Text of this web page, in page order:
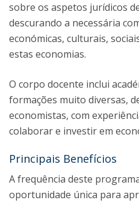
sobre os aspetos jurídicos
descurando a necessária
económicas, culturais,
estas economias.
O corpo docente inclui
formações muito diversas,
economistas, com
colaborar e investir em
Principais Benefícios
A frequência deste
oportunidade única para